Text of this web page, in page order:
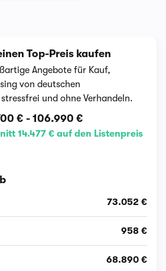
Top-Preis kaufen
Angebote für Kauf,
von deutschen
und ohne Verhandeln.
€ - 106.990 €
14.477 € auf den Listenpreis
73.052 €
958 €
68.890 €